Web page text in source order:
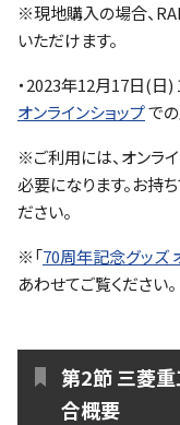
※現地購入の場合、
いただけます。
・2023年12月17日(日
オンラインショップで
※ご利用には、オンラ
必要になります。お持
ださい。
※「70周年記念グッズ
あわせてご覧ください。
第2節 三菱
合概要